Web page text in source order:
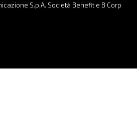
S.p.A. Società Benefit e B Corp